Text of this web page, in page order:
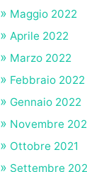
Maggio 2022
Aprile 2022
Marzo 2022
Febbraio 2022
Gennaio 2022
Novembre
Ottobre 2021
Settembre